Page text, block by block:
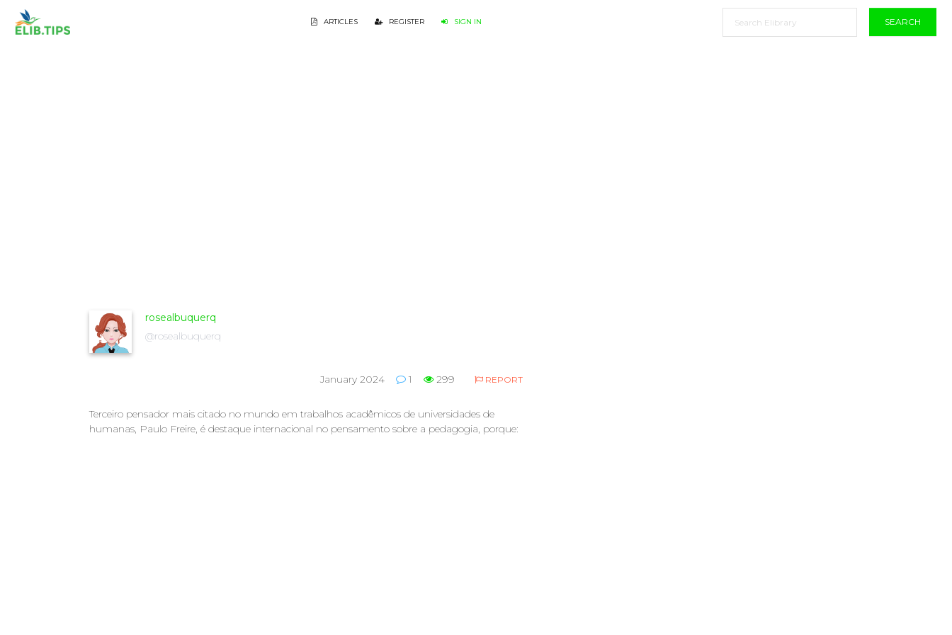
ARTICLES REGISTER SIGN IN SEARCH
rosealbuquerq
@rosealbuquerq
January 2024 1 299 REPORT
Terceiro pensador mais citado no mundo em trabalhos acadêmicos de universidades de
humanas, Paulo Freire, é destaque internacional no pensamento sobre a pedagogia, porque: